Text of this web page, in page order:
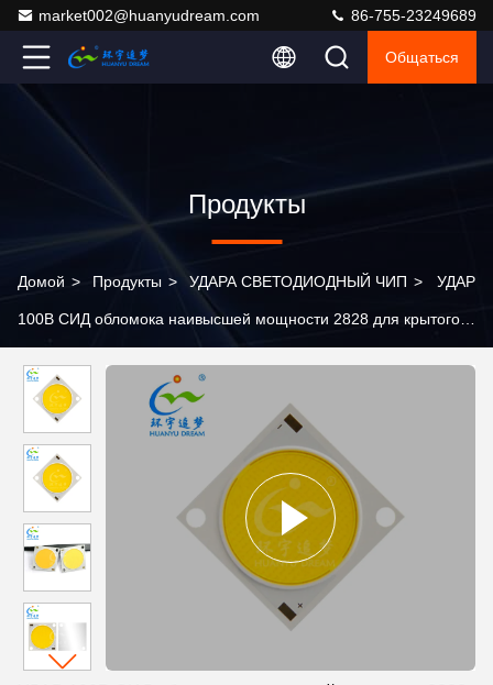
market002@huanyudream.com 86-755-23249689
Общаться
Продукты
Домой > Продукты > УДАРА СВЕТОДИОДНЫЙ ЧИП > УДАР
100В СИД обломока наивысшей мощности 2828 для крытого